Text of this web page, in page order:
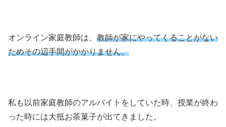
オンライン家庭教師は、 教師が家にやってくることがない
ためその辺手間がかかりません。
私も以前家庭教師のアルバイトをしていた時、授業が終わ
った時には大抵お茶菓子が出てきました。